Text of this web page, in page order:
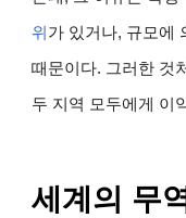
위 가 있거나, 규모에
때문이다. 그러한 것
두 지역 모두에게 이
세계의 무